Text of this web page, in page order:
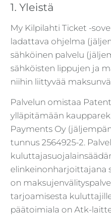
1. Yleistä
My Kilpilahti Ticket -
ladattava ohjelma
sähköinen palvelu
sähköisten lippujen ja
niihin liittyvää
Palvelun omistaa
ylläpitämään
Payments Oy
tunnus 2564925-2.
elinkeinonharjoittajana
on
tarjoamisesta
päätoimiala on Atk-